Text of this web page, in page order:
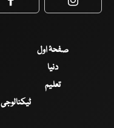
Facebook
صفحۂ اول
دنیا
تعلیم
ٹیکنالوجی